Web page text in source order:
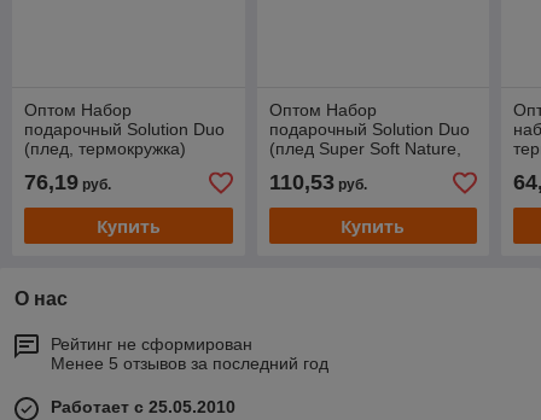
Оптом Набор
подарочный Solution Duo
(плед, термокружка)
76,19 руб.
Купить
Оптом Набор
подарочный Solution Duo
(плед Super Soft Nature,
термокружка "Cosmostar")
110,53руб.
Купить
О нас
Рейтинг не сформирован
Менее 5 отзывов за последний год
Работает с 25.05.2010